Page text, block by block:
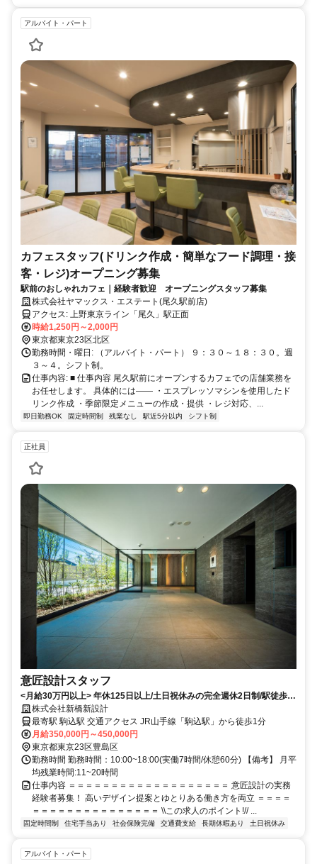
アルバイト・パート
カフェスタッフ(ドリンク作成・簡単なフード調理・接
客・レジ)オープニング募集
駅前のおしゃれカフェ｜経験者歓迎 オープニングスタッフ募集
株式会社ヤマックス・エステート(尾久駅前店)
アクセス: 上野東京ライン「尾久」駅正面
時給1,250円～2,000円
東京都東京23区北区
勤務時間・曜日: （アルバイト・パート） ９：３０～１８：３０。週
３～４。シフト制。
仕事内容: ■ 仕事内容 尾久駅前にオープンするカフェでの店舗業務を
お任せします。 具体的には―― ・エスプレッソマシンを使用したド
リンク作成 ・季節限定メニューの作成・提供 ・レジ対応、...
即日勤務OK 固定時間制 残業なし 駅近5分以内 シフト制
正社員
意匠設計スタッフ
<月給30万円以上> 年休125日以上/土日祝休みの完全週休2日制/駅徒歩1
分◎株式会社新橋新設計
最寄駅 駒込駅 交通アクセス JR山手線「駒込駅」から徒歩1分
月給350,000円～450,000円
東京都東京23区豊島区
勤務時間 勤務時間：10:00~18:00(実働7時間/休憩60分) 【備考】 月平
均残業時間:11~20時間
仕事内容 ＝＝＝＝＝＝＝＝＝＝＝＝＝＝＝＝＝＝＝ 意匠設計の実務
経験者募集！ 高いデザイン提案とゆとりある働き方を両立 ＝＝＝＝
＝＝＝＝＝＝＝＝＝＝＝＝＝＝＝ \\この求人のポイント!// ...
固定時間制 住宅手当あり 社会保険完備 交通費支給 長期休暇あり 土日祝休み
アルバイト・パート